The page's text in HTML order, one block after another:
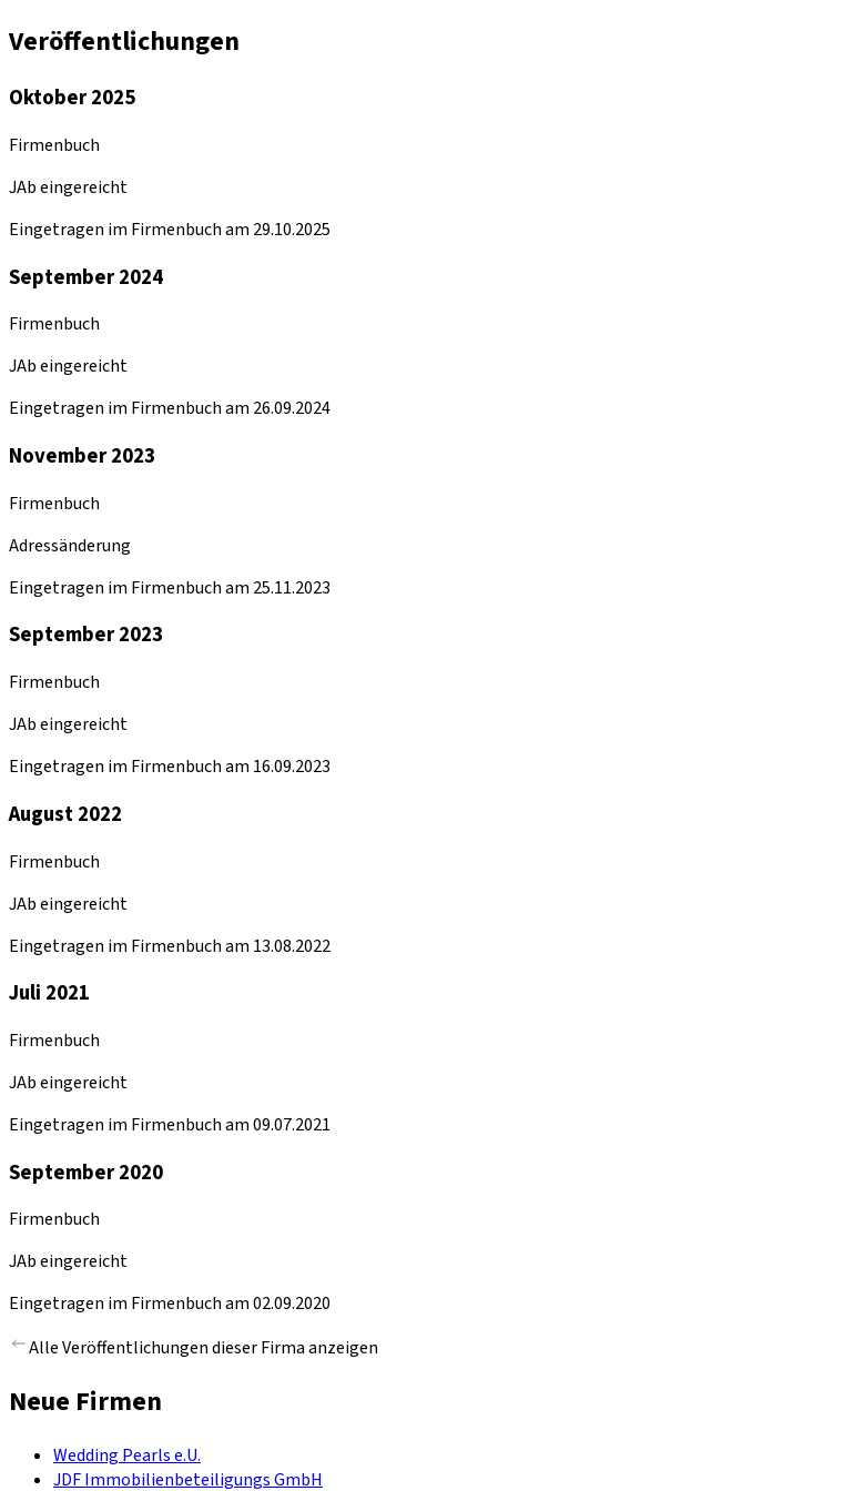
Veröffentlichungen
Oktober 2025
Firmenbuch
JAb eingereicht
Eingetragen im Firmenbuch am 29.10.2025
September 2024
Firmenbuch
JAb eingereicht
Eingetragen im Firmenbuch am 26.09.2024
November 2023
Firmenbuch
Adressänderung
Eingetragen im Firmenbuch am 25.11.2023
September 2023
Firmenbuch
JAb eingereicht
Eingetragen im Firmenbuch am 16.09.2023
August 2022
Firmenbuch
JAb eingereicht
Eingetragen im Firmenbuch am 13.08.2022
Juli 2021
Firmenbuch
JAb eingereicht
Eingetragen im Firmenbuch am 09.07.2021
September 2020
Firmenbuch
JAb eingereicht
Eingetragen im Firmenbuch am 02.09.2020
Alle Veröffentlichungen dieser Firma anzeigen
Neue Firmen
Wedding Pearls e.U.
JDF Immobilienbeteiligungs GmbH